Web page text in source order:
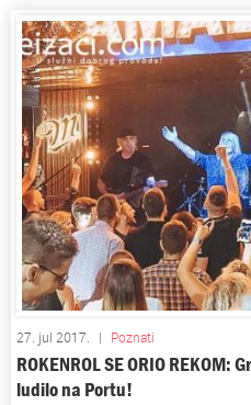
27. jul 2017. | Poznati
ROKENROL SE ORIO
ludilo na Portu!